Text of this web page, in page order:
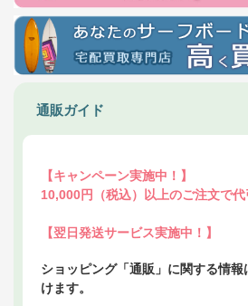
通販ガイド
【キャンペーン実施中！】
10,000円（税込）以上のご注文で
【翌日発送サービス実施中！】
ショッピング「通販」に関する情
けます。